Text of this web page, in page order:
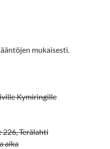
mukaisesti.
Kymiringille
Terälahti
aika